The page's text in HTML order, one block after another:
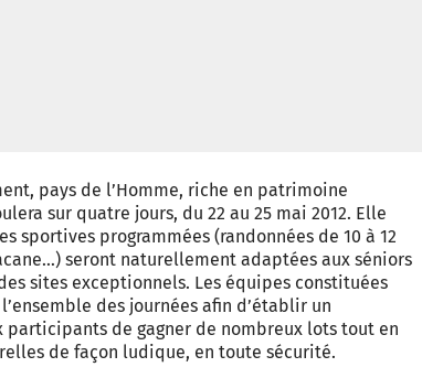
pays de l’Homme, riche en patrimoine
sur quatre jours, du 22 au 25 mai 2012. Elle
sportives programmées (randonnées de 10 à 12
seront naturellement adaptées aux séniors
sites exceptionnels. Les équipes constituées
des journées afin d’établir un
de gagner de nombreux lots tout en
de façon ludique, en toute sécurité.